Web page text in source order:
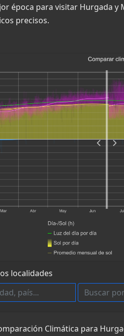
época para visitar Hurgada
precisos.
localidades
Climática para